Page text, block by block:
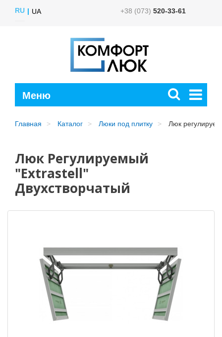
RU UA +38 (073) 520-33-61
Главная Каталог Люки под плитку Люк
Люк Регулируемый
"Extrastell"
Двухстворчатый